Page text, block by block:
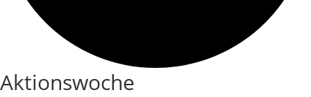
Aktionswoche